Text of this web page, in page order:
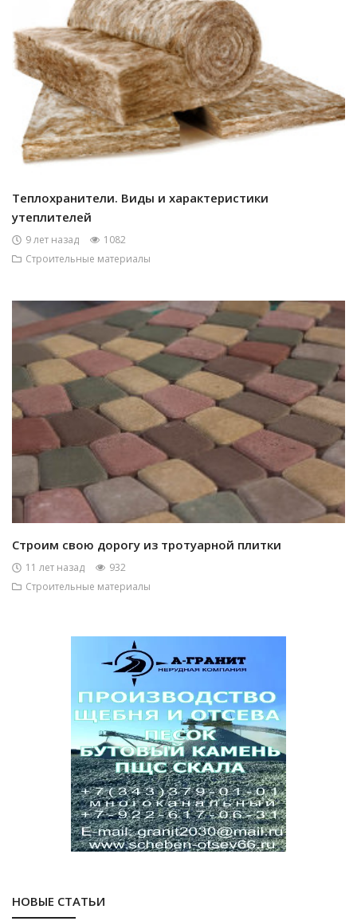
Теплохранители. Виды и характеристики
утеплителей
9 лет назад
1082
Строительные материалы
Строим свою дорогу из тротуарной плитки
11 лет назад
932
Строительные материалы
НОВЫЕ СТАТЬИ